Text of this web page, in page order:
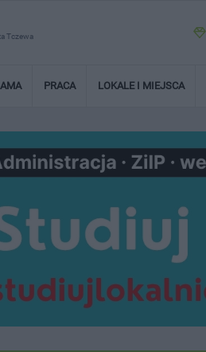
Tczewa
PRACA LOKALE I MIEJSCA